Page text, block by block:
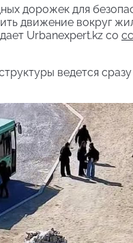
дорожек для
движение вокруг
Urbanexpert.kz со
ведется